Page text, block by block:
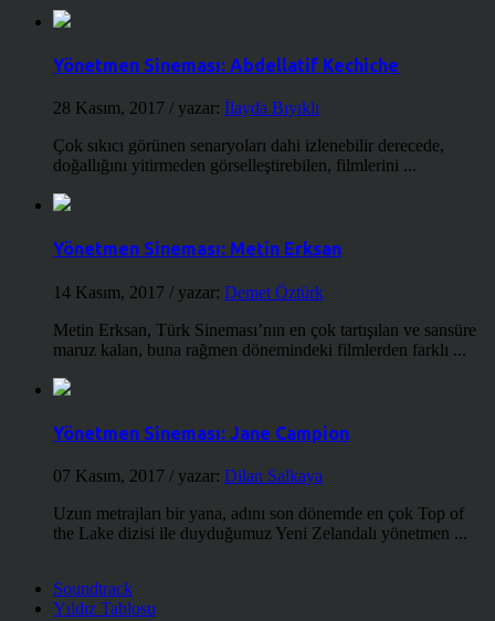
Yönetmen Sineması: Abdellatif Kechiche
28 Kasım, 2017 / yazar: İlayda Bıyıklı
Çok sıkıcı görünen senaryoları dahi izlenebilir derecede,
doğallığını yitirmeden görselleştirebilen, filmlerini ...
Yönetmen Sineması: Metin Erksan
14 Kasım, 2017 / yazar: Demet Öztürk
Metin Erksan, Türk Sineması’nın en çok tartışılan ve sansüre
maruz kalan, buna rağmen dönemindeki filmlerden farklı ...
Yönetmen Sineması: Jane Campion
07 Kasım, 2017 / yazar: Dilan Salkaya
Uzun metrajları bir yana, adını son dönemde en çok Top of
the Lake dizisi ile duyduğumuz Yeni Zelandalı yönetmen ...
Soundtrack
Yıldız Tablosu